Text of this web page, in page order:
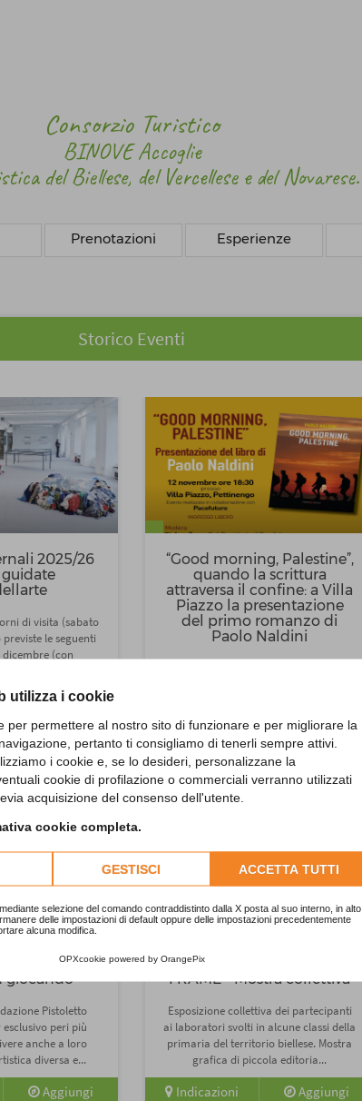
utilizza i cookie
per permettere al nostro sito di funzionare e per migliorare la
pertanto ti consigliamo di tenerli sempre attivi.
i cookie e, se lo desideri, personalizzane la
cookie di profilazione o commerciali verranno utilizzati
acquisizione del consenso dell'utente.
cookie completa.
GESTISCI ACCETTA TUTTI
selezione del comando contraddistinto dalla X posta al suo interno, in alto
delle impostazioni di default oppure delle impostazioni precedentemente
alcuna modifica.
OPXcookie powered by OrangePix
Consorzio Turistico
BINOVE Accoglie
del Biellese, del Vercellese e del Novarese.
Prenotazioni Esperienze
Storico Eventi
2025/26
guidate
di visita (sabato
le seguenti
(con
Aggiungi
“Good morning, Palestine”,
quando la scrittura
attraversa il confine: a Villa
Piazzo la presentazione
del primo romanzo di
Paolo Naldini
affrontare un’indifferenza sociale di
tale...
Indicazioni
giocando
Pistoletto
peri più
anche a loro
diversa e...
Aggiungi
FRAME - Mostra collettiva
Esposizione collettiva dei partecipanti
ai laboratori svolti in alcune classi della
primaria del territorio biellese. Mostra
grafica di piccola editoria...
Indicazioni Aggiungi